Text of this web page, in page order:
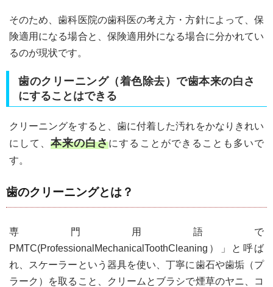
そのため、歯科医院の歯科医の考え方・方針によって、保
険適用になる場合と、保険適用外になる場合に分かれてい
るのが現状です。
歯のクリーニング（着色除去）で歯本来の白さ
にすることはできる
クリーニングをすると、歯に付着した汚れをかなりきれい
にして、本来の白さにすることができることも多いで
す。
歯のクリーニングとは？
専門用語で
PMTC(ProfessionalMechanicalToothCleaning）」と呼ば
れ、スケーラーという器具を使い、丁寧に歯石や歯垢（プ
ラーク）を取ること、クリームとブラシで煙草のヤニ、コ